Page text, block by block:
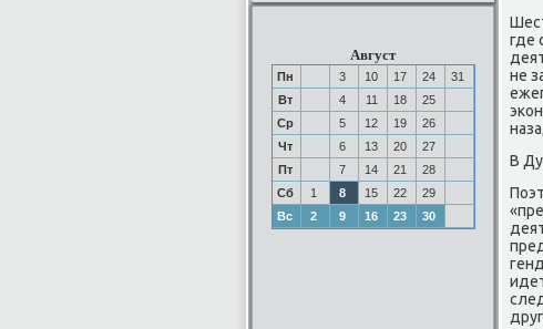
Август
Пн 3 10 17 24
31
Вт
4 11 18
25
Ср
5 12 19
26
Чт
6 13 20
27
Пт
7 14 21
28
Сб
1 8 15 22
29
Вс
2 9 16 23 30
где
не
В